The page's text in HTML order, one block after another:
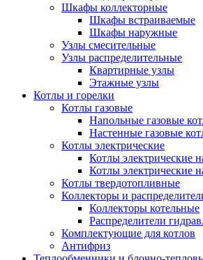
Шкафы коллекторные
Шкафы встраиваемые
Шкафы наружные
Узлы смесительные
Узлы распределительные
Квартирные узлы
Этажные узлы
Котлы и горелки
Котлы газовые
Напольные газовые
Настенные газовые
Котлы электрические
Котлы электрические
Котлы электрические
Котлы твердотопливные
Коллекторы и
Коллекторы котельные
Распределители
Комплектующие для котлов
Антифриз